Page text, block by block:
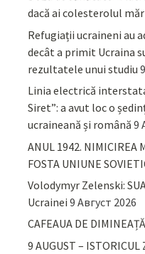
dacă ai colesterolul
Refugiații ucraineni au
decât a primit Ucraina
rezultatele unui studiu
Linia electrică
Siret”: a avut loc o
ucraineană și română 9
ANUL 1942. NIMICIREA
FOSTA UNIUNE
Volodymyr Zelenski:
Ucrainei 9 Август 2026
CAFEAUA DE DIMINEAȚĂ
9 AUGUST – ISTORICUL